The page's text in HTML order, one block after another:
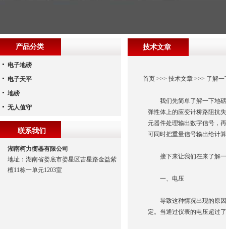
技术文章
首页>>> 技术文章>>> 了解一
我们先简单了解一下地磅
弹性体上的应变计桥路阻抗
元器件处理输出数字信号，
可同时把重量信号输出给计
接下来让我们在来了解
一、电压
导致这种情况出现的原因
定。当通过仪表的电压超过
产品分类
电子地磅
电子天平
地磅
无人值守
联系我们
湖南柯力衡器有限公司
地址：湖南省娄底市娄星区吉星路金益紫
檀11栋一单元1203室